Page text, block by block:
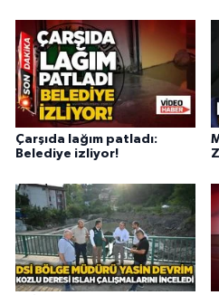
Çarşıda lağım patladı:
Belediye izliyor!